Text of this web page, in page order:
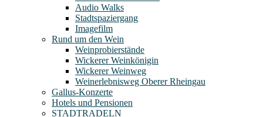
Audio Walks
Stadtspaziergang
Imagefilm
Rund um den Wein
Weinprobierstände
Wickerer Weinkönigin
Wickerer Weinweg
Weinerlebnisweg Oberer Rheingau
Gallus-Konzerte
Hotels und Pensionen
STADTRADELN